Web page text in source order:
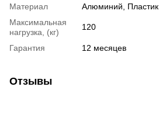
Материал
Алюминий
Пластик
Максимальная
нагрузка, (кг)
120
Гарантия 12 месяцев
Отзывы